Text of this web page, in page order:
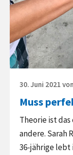
Posted
30. Juni 2021 von
Muss
Theorie ist
andere. Sarah
36-jährige lebt